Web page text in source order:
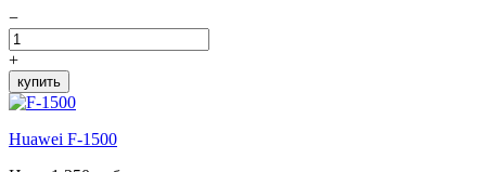
−
+
купить
Huawei F-1500